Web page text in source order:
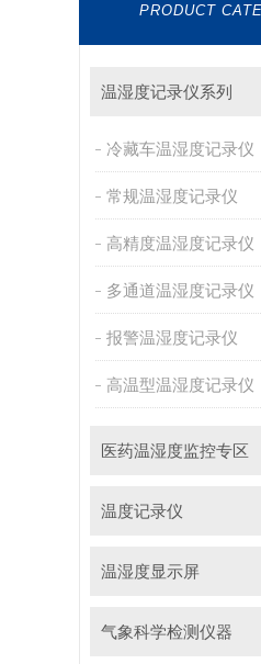
PRODUCT
温湿度记录仪系列
冷藏车温湿度记录仪
常规温湿度记录仪
高精度温湿度记录仪
多通道温湿度记录仪
报警温湿度记录仪
高温型温湿度记录仪
医药温湿度监控专区
温度记录仪
温湿度显示屏
气象科学检测仪器